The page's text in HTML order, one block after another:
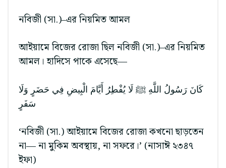
নবিজী (সা.)–এর নিয়মিত আমল
আইয়ামে বিজের রোজা ছিল নবিজী (সা.)–এর নিয়মিত
আমল। হাদিসে পাকে এসেছে—
كَانَ رَسُولُ اللَّهِ ﷺ لَا يُفْطِرُ أَيَّامَ الْبِيضِ فِي حَضَرٍ وَلَا
سَفَرٍ
‘নবিজী (সা.) আইয়ামে বিজের রোজা কখনো ছাড়তেন
না— না মুকিম অবস্থায়, না সফরে।’ (নাসাঈ ২৩৪৭
ইফা)